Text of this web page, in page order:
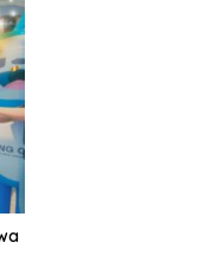
Pemprov
Komitmen
dan Konservasi